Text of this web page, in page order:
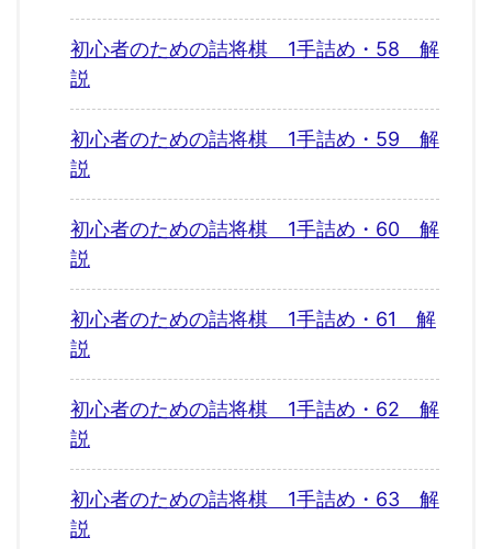
初心者のための詰将棋 1手詰め・58 解
説
初心者のための詰将棋 1手詰め・59 解
説
初心者のための詰将棋 1手詰め・60 解
説
初心者のための詰将棋 1手詰め・61 解
説
初心者のための詰将棋 1手詰め・62 解
説
初心者のための詰将棋 1手詰め・63 解
説